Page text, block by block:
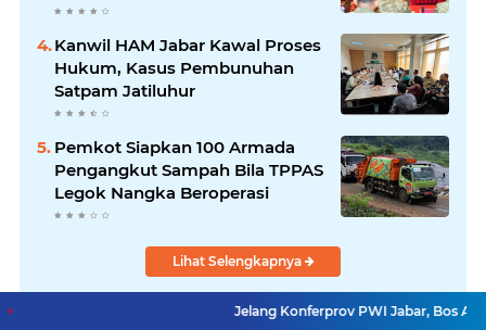
Evaluasi Kinerja
Kanwil HAM Jabar Kawal Proses
Hukum, Kasus Pembunuhan
Satpam Jatiluhur
Pemkot Siapkan 100 Armada
Pengangkut Sampah Bila TPPAS
Legok Nangka Beroperasi
Lihat Selengkapnya
Jelang Konferprov PWI Jabar, Bos Ayo Media